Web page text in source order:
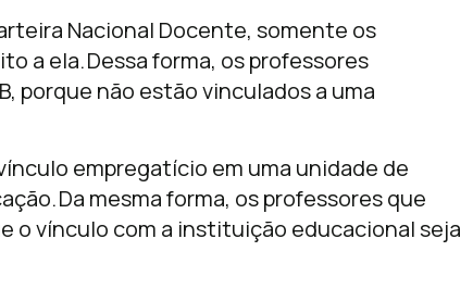
Nacional Docente, somente os
a ela. Dessa forma, os professores
porque não estão vinculados a uma
empregatício em uma unidade de
Da mesma forma, os professores que
o vínculo com a instituição educacional seja